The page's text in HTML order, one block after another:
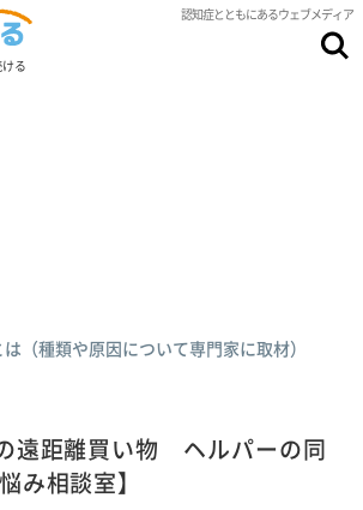
認知症とともにあるウェブメディア
る
（種類や原因について専門家に取材）
遠距離買い物 ヘルパーの同
み相談室】